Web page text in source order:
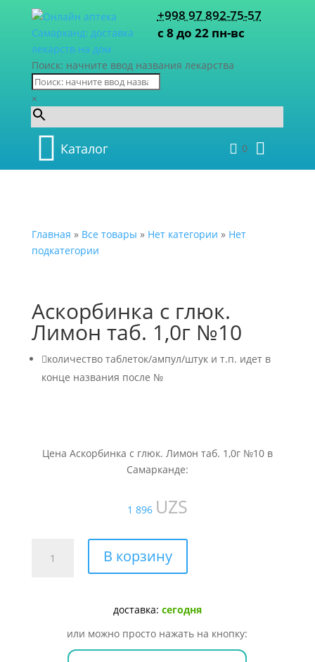
+998 97 892-75-57
с 8 до 22 пн-вс
Поиск: начните ввод названия лекарства
×
Каталог 0
Главная » Все товары » Нет категории » Нет
подкатегории
Аскорбинка с глюк.
Лимон таб. 1,0г №10
количество таблеток/ампул/штук и т.п. идет в
конце названия после №
Цена Аскорбинка с глюк. Лимон таб. 1,0г №10 в
Самарканде:
1 896 UZS
товара
В корзину
доставка: сегодня
или можно просто нажать на кнопку: